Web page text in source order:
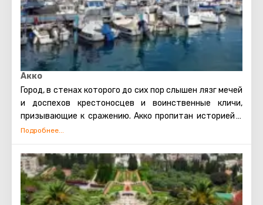
Акко
Город, в стенах которого до сих пор слышен лязг мечей
и доспехов крестоносцев и воинственные кличи,
призывающие к сражению. Акко пропитан историей и
время не властно над этим местом, а иногда и вовсе
направлении. Памятники прошлого и настоящего
смешались здесь воедино, но предстали далеко не
архитектурной безвкусицей, наоборот привнесли
особую атмосферу.